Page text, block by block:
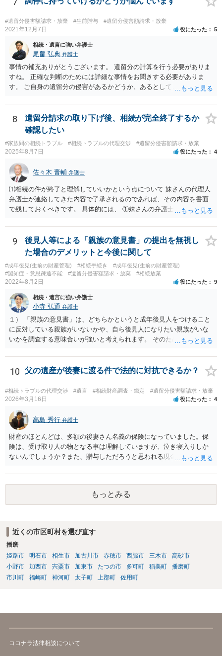
#遺留分侵害額請求・放棄 #生前贈与 #遺留分侵害額請求・放棄
2021年12月7日 役にたった 5
相続・遺言に強い弁護士
尾畠 弘典 弁護士
事情の補充ありがとうございます。 遺留分の計算を行う必要がありま
すね。 正確な判断のためには詳細な事情をお聞きする必要がありま
す。 ご自身の遺留分の侵害があるかどうか、あるとしてどの程度の金
相談されるのが良いと思います。
8
遺留分請求の取り下げ後、相続が完全終了するか
確認したい
#家族間の相続トラブル #相続トラブルの代理交渉 #遺留分侵害額請求・放棄
2025年8月7日 役にたった 4
佐々木 晋輔 弁護士
⑴相続の件が終了と理解していいかという点について 妹さんの代理人
弁護士が連絡してきた内容で了承されるのであれば、その内容を書面
で残しておくべきです。 具体的には、 ①妹さんの弁護士に対して、連
の預金を振り込めば終了など）を記載した合意書等の書面を作成して
もらう。 ②相談者様はその書面の内容をしっかり確認する。納得でき
ない部分があれば、説明を求めたり、修正を求める。 なお、相続に
関してお互いに債権債務がないことを確認する旨を記載してもらいま
しょう。その記載があれば、相続の件は終了となります。 ③合意書等
が納得できる内容になれば、お互いに署名捺印する。 という流れで
捺印する前に、相談者様も別の弁護士に相談して確認してもらうので
もいいと思います。 ⑵振込先が弁護士宛であることについて 代理人弁
護士の預り口座を振込先とするのはよくあることです。 問題ないと思
います。
9
後見人等による「親族の意見書」の提出を無視し
た場合のデメリットと今後に関して
#成年後見(生前の財産管理) #相続手続き
#成年後見(生前の財産管理)
#認知症・意思疎通不能
#遺留分侵害額請求・放棄 #相続放棄
2022年8月2日 役にたった 9
相続・遺言に強い弁護士
小寺 弘通 弁護士
１） 「親族の意見書」は、どちらかというと成年後見人をつけること
に反対している親族がいないかや、自ら後見人になりたい親族がいな
いかを調査する意味合いが強いと考えられます。 そのため、ご相談の
す。 ２） 場合によっては、介護や被後見人の財産の処分等に関して、
後見人から相談があることも考えられます。 また、お祖母さんがお亡
くなりになった場合、相続人となる可能性がありますが、 その場合は
相続放棄されれば問題ありません。 ３） 完全に拒否する方法はないか
もしれませんが、 関わりを持ちたくないとのことでしたら、親族の意
見書にその旨を記載して提出しておけば良いかも知れません。 後見人
としても、関わりを拒否している親族にあえて連絡をしてくる可能性
は低いと考えられます。 以上、ご参考になさってください。
10 父の遺産が後妻に渡る件で法的に対抗できるか？
#相続トラブルの代理交渉 #遺言 #相続財産調査・鑑定 #遺留分侵害額請求・放棄
2026年3月16日 役にたった 4
高島 秀行 弁護士
財産のほとんどは、多額の後妻さん名義の保険になっていました。保
険は、受け取り人の物となる事は理解していますが、泣き寝入りしか
ないんでしょうか？また、贈与しただろうと思われる現金の引き出し
うか？ 保険は原則として受取人のものですが、遺産全体での保険金
の割合が高い場合、掛け金が一括払いで、保険金が掛け金の額と同様
の額の場合などは特別受益として遺留分の対象となる可能性がありま
す。 多額の現金の引き出しは、相手に渡ったかどうか、そのとき父
もっとみる
近くの市区町村を選び直す
播磨
姫路市
明石市 相生市 加古川市 赤穂市 西脇市 三木市
高砂市
小野市
加西市 宍粟市 加東市 たつの市 多可町 稲美町
播磨町
市川町
福崎町 神河町 太子町 上郡町 佐用町
ココナラ法律相談について